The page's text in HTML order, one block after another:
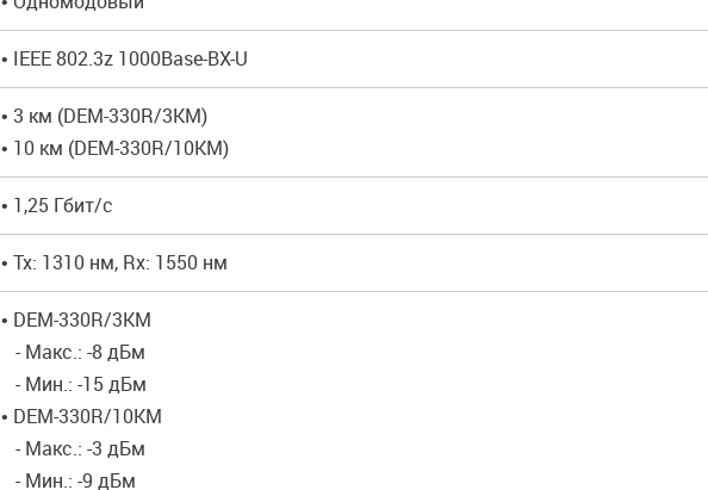
• IEEE 802.3z 1000Base-BX-U
• 3 км (DEM-330R/3KM)
• 10 км (DEM-330R/10KM)
• 1,25 Гбит/с
• Tx: 1310 нм, Rx: 1550 нм
• DEM-330R/3KM
- Макс.: -8 дБм
- Мин.: -15 дБм
• DEM-330R/10KM
- Макс.: -3 дБм
- Мин.: -9 дБм